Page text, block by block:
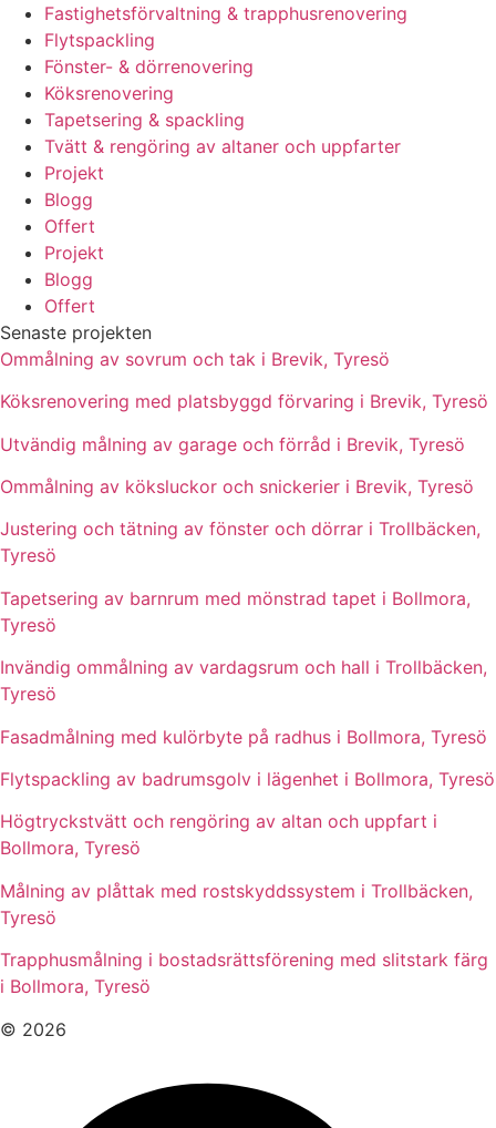
Fastighetsförvaltning & trapphusrenovering
Flytspackling
Fönster- & dörrenovering
Köksrenovering
Tapetsering & spackling
Tvätt & rengöring av altaner och uppfarter
Projekt
Blogg
Offert
Projekt
Blogg
Offert
Senaste projekten
Ommålning av sovrum och tak i Brevik, Tyresö
Köksrenovering med platsbyggd förvaring i Brevik, Tyresö
Utvändig målning av garage och förråd i Brevik, Tyresö
Ommålning av köksluckor och snickerier i Brevik, Tyresö
Justering och tätning av fönster och dörrar i Trollbäcken,
Tyresö
Tapetsering av barnrum med mönstrad tapet i Bollmora,
Tyresö
Invändig ommålning av vardagsrum och hall i Trollbäcken,
Tyresö
Fasadmålning med kulörbyte på radhus i Bollmora, Tyresö
Flytspackling av badrumsgolv i lägenhet i Bollmora, Tyresö
Högtryckstvätt och rengöring av altan och uppfart i
Bollmora, Tyresö
Målning av plåttak med rostskyddssystem i Trollbäcken,
Tyresö
Trapphusmålning i bostadsrättsförening med slitstark färg
i Bollmora, Tyresö
© 2026